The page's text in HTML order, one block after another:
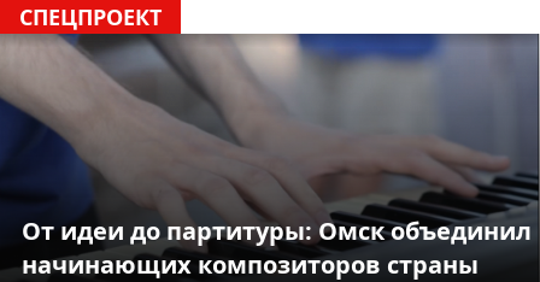
СПЕЦПРОЕКТ
От идеи до партитуры: Омск объединил
начинающих композиторов страны